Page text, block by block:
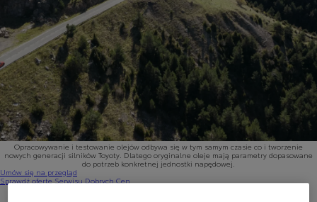
Opracowywanie i testowanie olejów odbywa się w tym samym czasie co i tworzenie
nowych generacji silników Toyoty. Dlatego oryginalne oleje mają parametry dopasowane
do potrzeb konkretnej jednostki napędowej.
Umów się na przegląd
Sprawdź ofertę Serwisu Dobrych Cen